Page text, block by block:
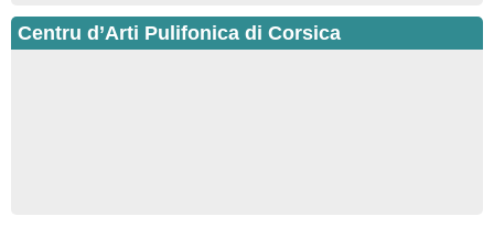
Centru d’Arti Pulifonica di Corsica